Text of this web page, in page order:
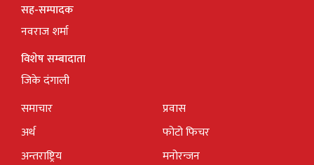
सह-सम्पादक
नवराज शर्मा
विशेष सम्बादाता
जिके दंगाली
समाचार
अर्थ
अन्तराष्ट्रिय
प्रवास
फोटो फिचर
मनोरन्जन